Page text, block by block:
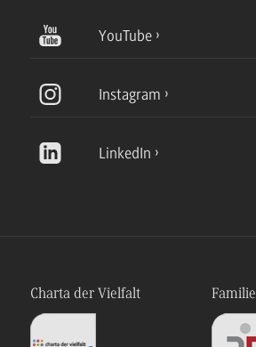
YouTube
Instagram
LinkedIn
Charta der Vielfalt